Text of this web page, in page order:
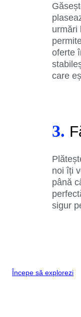
urmări
oferte
care
3.
noi îți
până
sigur
Începe să explorezi